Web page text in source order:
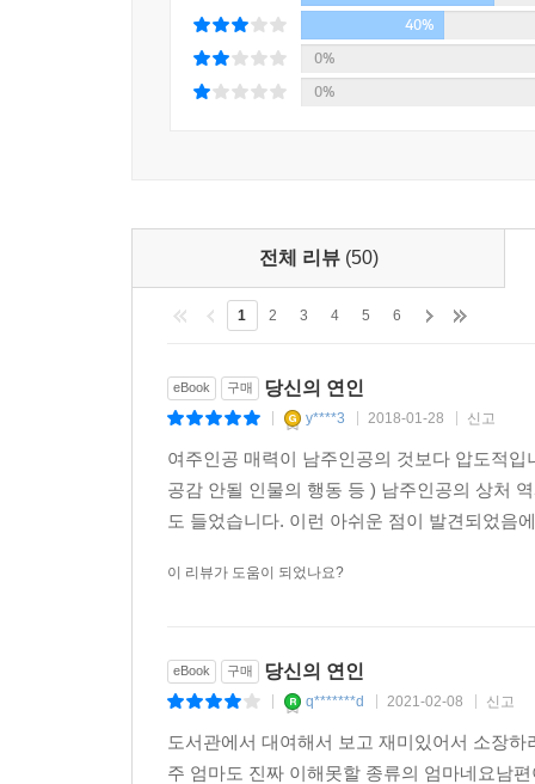
40%
0%
0%
전체 리뷰 (50)
1 2 3 4 5 6
eBook 구매 당신의 연인
y****3 2018-01-28 신고
여주인공 매력이 남주인공의 것보다 압도적
공감 안될 인물의 행동 등 ) 남주인공의 상처
도 들었습니다. 이런 아쉬운 점이 발견되었음
이 리뷰가 도움이 되었나요?
eBook 구매 당신의 연인
q*******d 2021-02-08 신고
도서관에서 대여해서 보고 재미있어서 소장
주 엄마도 진짜 이해못할 종류의 엄마네요남